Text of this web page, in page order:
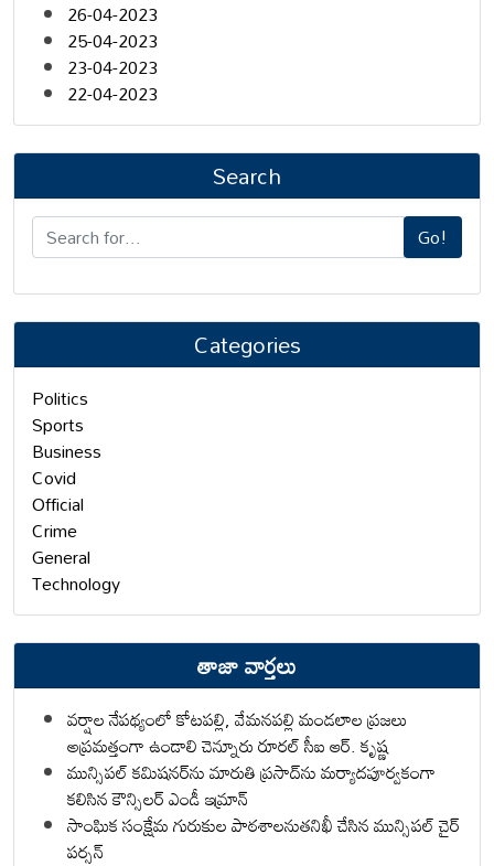
26-04-2023
25-04-2023
23-04-2023
22-04-2023
Search
Go!
Categories
Politics
Sports
Business
Covid
Official
Crime
General
Technology
తాజా వార్తలు
వర్షాల నేపథ్యంలో కోటపల్లి, వేమనపల్లి మండలాల ప్రజలు
అప్రమత్తంగా ఉండాలి చెన్నూరు రూరల్ సీఐ ఆర్. కృష్ణ
మున్సిపల్ కమిషనర్‌ను మారుతి ప్రసాద్‌ను మర్యాదపూర్వకంగా
కలిసిన కౌన్సిలర్ ఎండీ ఇమ్రాన్ ​
సాంఘిక సంక్షేమ గురుకుల పాఠశాలనుతనిఖీ చేసిన మున్సిపల్ చైర్
పర్సన్